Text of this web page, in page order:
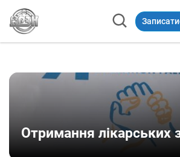
Отримання лікарських